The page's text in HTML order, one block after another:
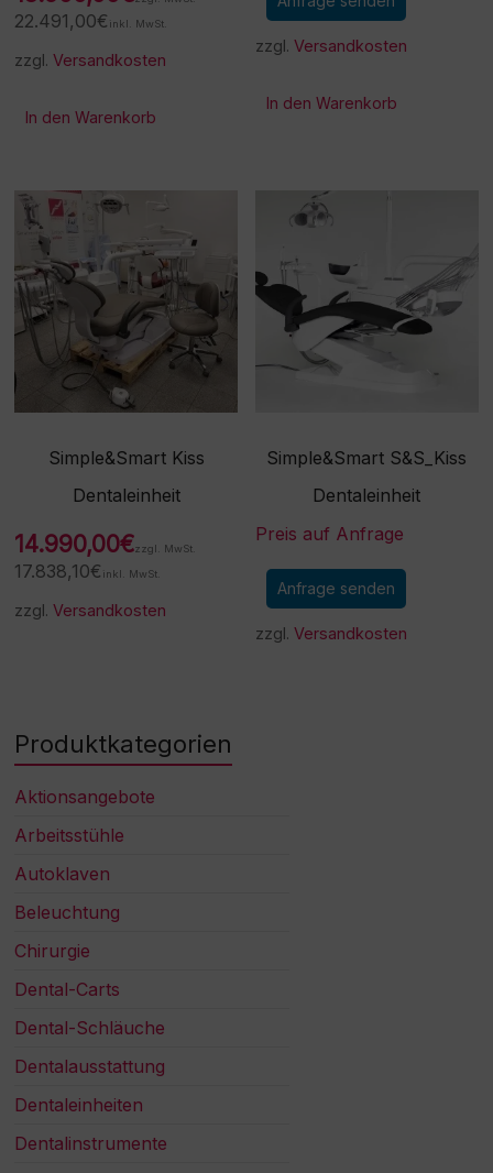
22.491,00€ inkl. MwSt.
zzgl.Versandkosten
In den Warenkorb
zzgl.Versandkosten
In den Warenkorb
Simple&Smart Kiss
Dentaleinheit
14.990,00€zzgl. MwSt.
17.838,10€ inkl. MwSt.
zzgl.Versandkosten
Simple&Smart S&S_Kiss
Dentaleinheit
Preis auf Anfrage
Anfrage senden
zzgl.Versandkosten
Produktkategorien
Aktionsangebote
Arbeitsstühle
Autoklaven
Beleuchtung
Chirurgie
Dental-Carts
Dental-Schläuche
Dentalausstattung
Dentaleinheiten
Dentalinstrumente